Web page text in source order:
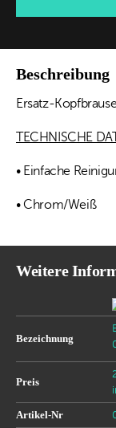
Beschreibung
Ersatz-
TECHNISCHE
• Einfache
• Chrom/Weiß
Weitere
Bezeichnung
Preis
Artikel-Nr